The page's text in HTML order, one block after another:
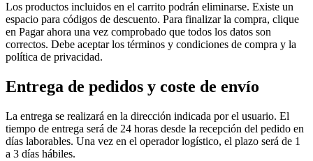
Los productos incluidos en el carrito podrán eliminarse. Existe un
espacio para códigos de descuento. Para finalizar la compra, clique
en Pagar ahora una vez comprobado que todos los datos son
correctos. Debe aceptar los términos y condiciones de compra y la
política de privacidad.
Entrega de pedidos y coste de envío
La entrega se realizará en la dirección indicada por el usuario. El
tiempo de entrega será de 24 horas desde la recepción del pedido en
días laborables. Una vez en el operador logístico, el plazo será de 1
a 3 días hábiles.